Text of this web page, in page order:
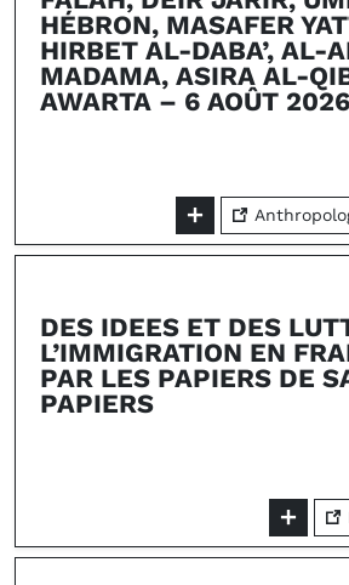
HÉBRON, MASAFER
HIRBET AL-DABA’, AL-
MADAMA, ASIRA AL-
AWARTA – 6 AOÛT 2026
DES IDEES ET DES
L’IMMIGRATION EN
PAR LES PAPIERS DE
PAPIERS